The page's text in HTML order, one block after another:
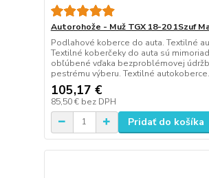
Autorohože - Muž TGX 18-20 1Szuf
Podlahové koberce do auta. Textilné
Textilné koberčeky do auta sú
obľúbené vďaka bezproblémovej
pestrému výberu. Textilné
105,17 €
85,50 € bez DPH
Pridať do košíka